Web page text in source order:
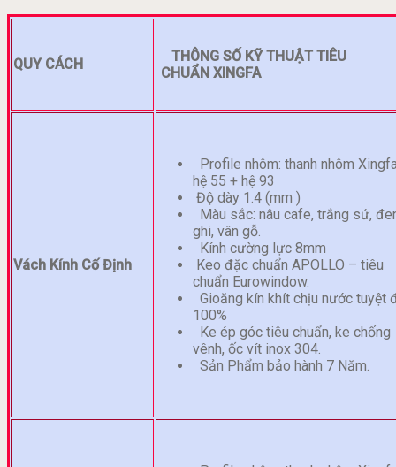
QUY CÁCH
THÔNG SỐ KỸ THUẬT
CHUẨN XINGFA
Vách Kính Cố Định
Profile nhôm: thanh nhôm
hệ 55 + hệ 93
Độ dày 1.4 (mm )
Màu sắc: nâu cafe, trắng sứ,
ghi, vân gỗ.
Kính cường lực 8mm
Keo đặc chuẩn APOLLO – tiêu
chuẩn Eurowindow.
Gioăng kín khít chịu nước tuyệt
100%
Ke ép góc tiêu chuẩn, ke chống
vênh, ốc vít inox 304.
Sản Phẩm bảo hành 7 Năm.